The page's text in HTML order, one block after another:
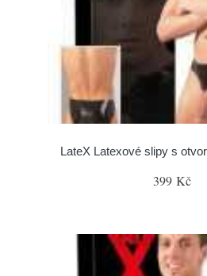
LateX Latexové slipy s
399 Kč